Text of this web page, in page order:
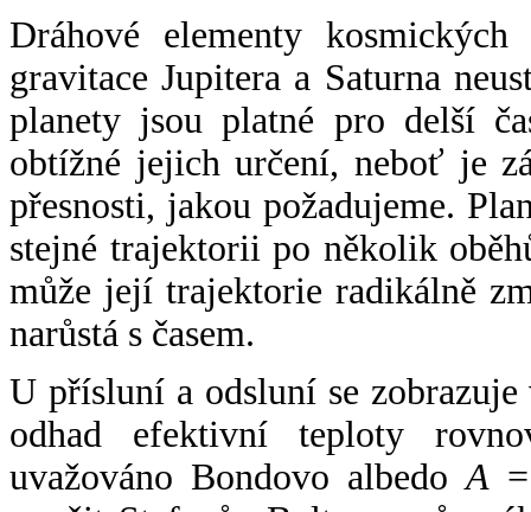
Dráhové elementy
gravitace Jupitera a Saturna
planety jsou platné pro delší
obtížné jejich určení, neboť je
přesnosti, jakou požadujeme.
stejné trajektorii po několik
může její trajektorie radikálně
narůstá s časem.
U přísluní a odsluní se
odhad efektivní teploty
uvažováno Bondovo albedoA